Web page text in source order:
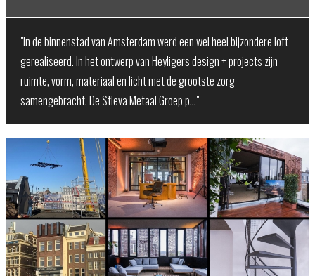
"In de binnenstad van Amsterdam werd een wel heel bijzondere loft
gerealiseerd. In het ontwerp van Heyligers design + projects zijn
ruimte, vorm, materiaal en licht met de grootste zorg
samengebracht. De Stieva Metaal Groep p…"